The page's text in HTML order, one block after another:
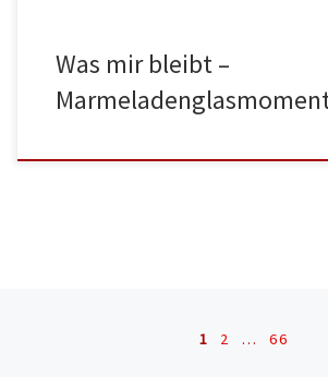
Was mir bleibt –
Beitragsnavigation
1 2 … 66